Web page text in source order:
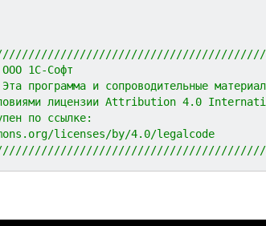
1С-Софт
программа и сопроводительные
лицензии Attribution 4.0
по ссылке:
licenses/by/4.0/legalcode